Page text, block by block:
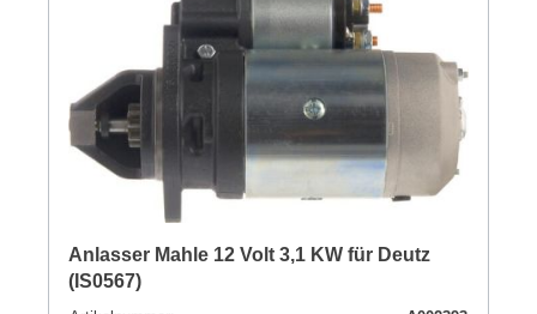
Anlasser Mahle 12 Volt 3,1 KW für Deutz
(IS0567)